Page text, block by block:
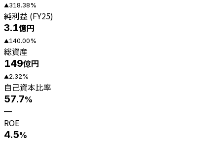
▲318.38%
純利益 (FY25)
3.1億円
▲140.00%
総資産
149億円
▲2.32%
自己資本比率
57.7%
—
ROE
4.5%